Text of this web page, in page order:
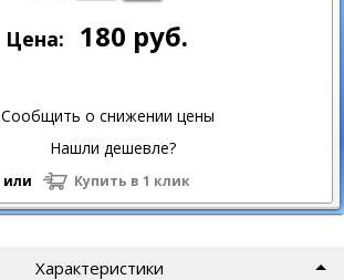
Цена: 180 руб.
Сообщить о снижении цены
Нашли дешевле?
или Купить в 1 клик
Характеристики